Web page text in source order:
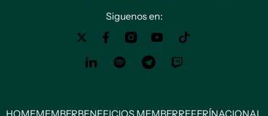
Siguenos en: